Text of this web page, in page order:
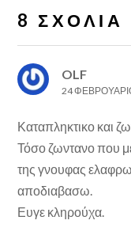
8 ΣΧΌΛΙΑ
OLF
24
Καταπληκτικο και
Τόσο ζωντανο που
της γνουφας
αποδιαβασω.
Ευγε κληρούχα.